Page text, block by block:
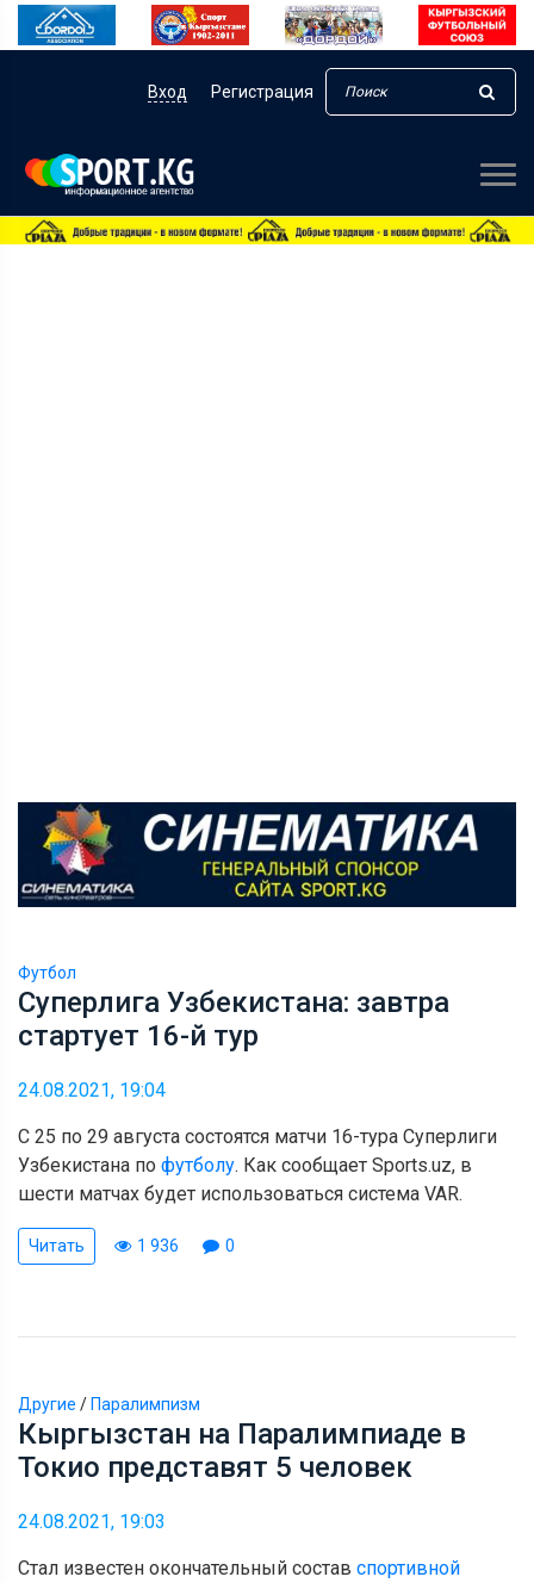
Вход Регистрация
Футбол
Суперлига Узбекистана: завтра
стартует 16-й тур
24.08.2021, 19:04
С 25 по 29 августа состоятся матчи 16-тура Суперлиги
Узбекистана по футболу. Как сообщает Sports.uz, в
шести матчах будет использоваться система VAR.
Читать 1 936 0
Другие / Паралимпизм
Кыргызстан на Паралимпиаде в
Токио представят 5 человек
24.08.2021, 19:03
Стал известен окончательный состав спортивной